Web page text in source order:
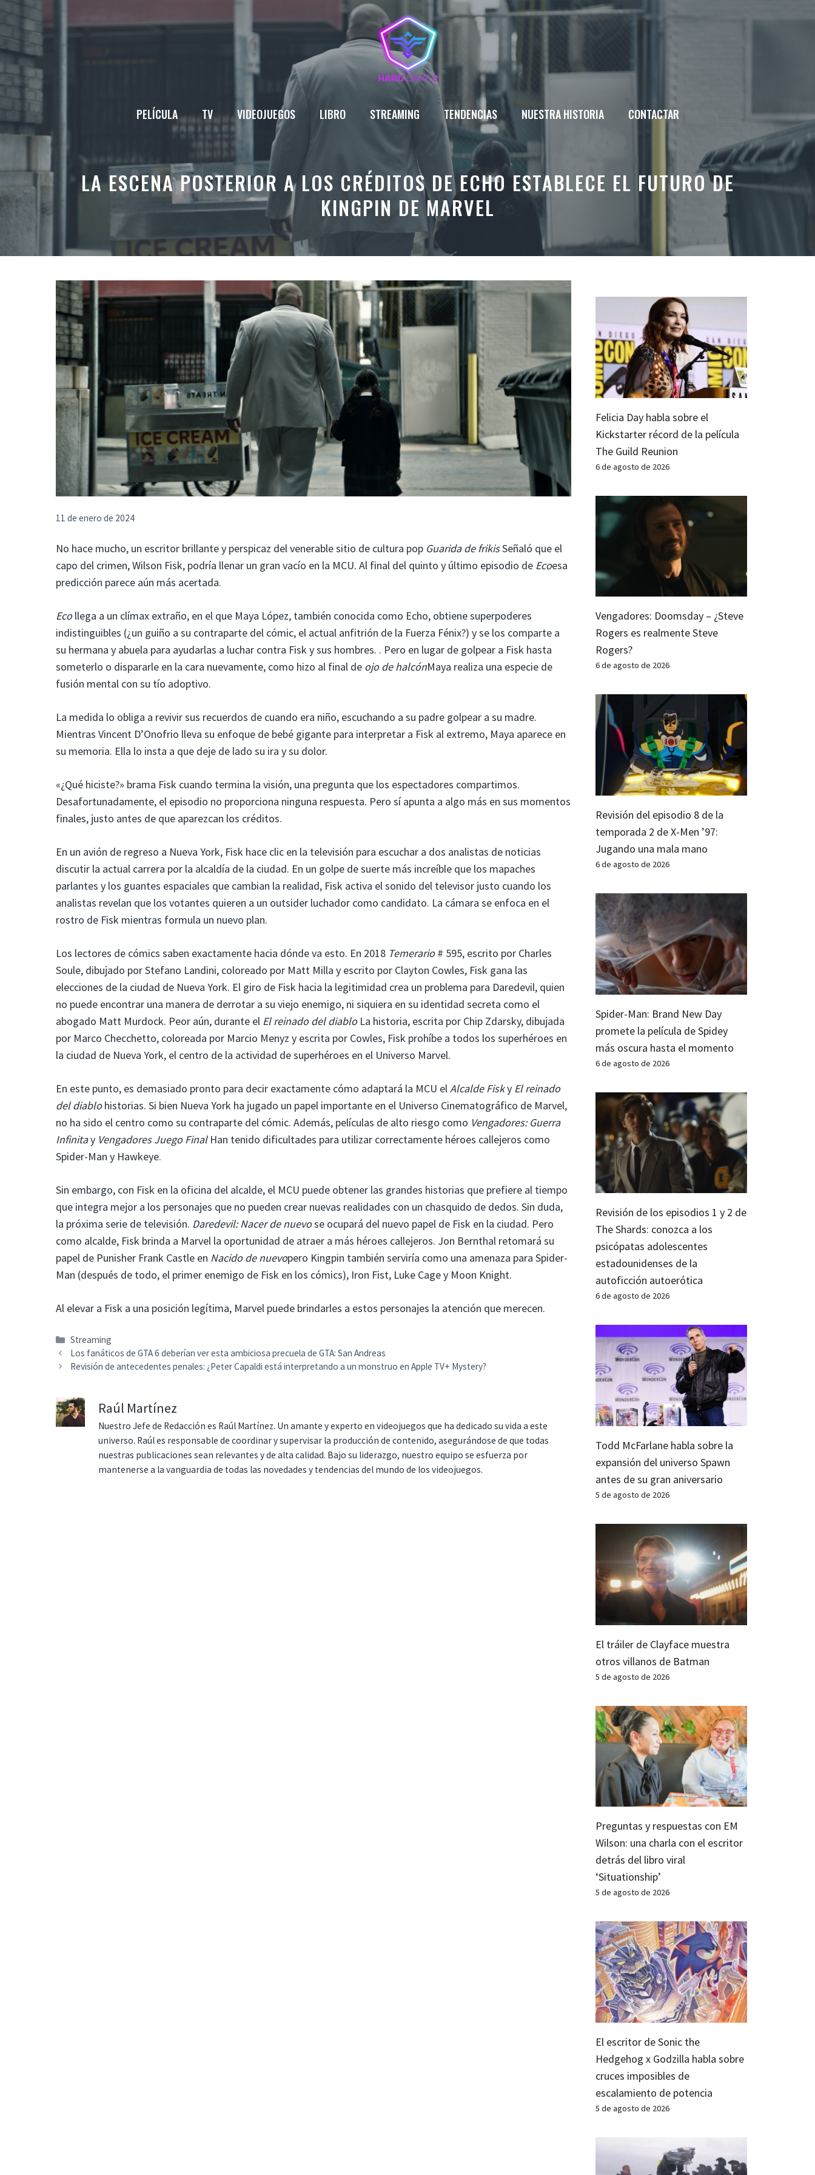
Saltar
contenido
PELÍCULA TV VIDEOJUEGOS LIBRO STREAMING TENDENCIAS NUESTRA HISTORIA CONTACTAR
LA ESCENA POSTERIOR A LOS CRÉDITOS DE ECHO ESTABLECE EL FUTURO DE
KINGPIN DE MARVEL
11 de enero de 2024
No hace mucho, un escritor brillante y perspicaz del venerable sitio de cultura pop Guarida de frikisSeñaló que el
capo del crimen, Wilson Fisk, podría llenar un gran vacío en la MCU. Al final del quinto y último episodio de Ecoesa
predicción parece aún más acertada.
Ecollega a un clímax extraño, en el que Maya López, también conocida como Echo, obtiene superpoderes
indistinguibles (¿un guiño a su contraparte del cómic, el actual anfitrión de la Fuerza Fénix?) y se los comparte a
su hermana y abuela para ayudarlas a luchar contra Fisk y sus hombres. . Pero en lugar de golpear a Fisk hasta
someterlo o dispararle en la cara nuevamente, como hizo al final de ojo de halcónMaya realiza una especie de
fusión mental con su tío adoptivo.
La medida lo obliga a revivir sus recuerdos de cuando era niño, escuchando a su padre golpear a su madre.
Mientras Vincent D’Onofrio lleva su enfoque de bebé gigante para interpretar a Fisk al extremo, Maya aparece en
su memoria. Ella lo insta a que deje de lado su ira y su dolor.
«¿Qué hiciste?» brama Fisk cuando termina la visión, una pregunta que los espectadores compartimos.
Desafortunadamente, el episodio no proporciona ninguna respuesta. Pero sí apunta a algo más en sus momentos
finales, justo antes de que aparezcan los créditos.
En un avión de regreso a Nueva York, Fisk hace clic en la televisión para escuchar a dos analistas de noticias
discutir la actual carrera por la alcaldía de la ciudad. En un golpe de suerte más increíble que los mapaches
parlantes y los guantes espaciales que cambian la realidad, Fisk activa el sonido del televisor justo cuando los
analistas revelan que los votantes quieren a un outsider luchador como candidato. La cámara se enfoca en el
rostro de Fisk mientras formula un nuevo plan.
Los lectores de cómics saben exactamente hacia dónde va esto. En 2018 Temerario# 595, escrito por Charles
Soule, dibujado por Stefano Landini, coloreado por Matt Milla y escrito por Clayton Cowles, Fisk gana las
elecciones de la ciudad de Nueva York. El giro de Fisk hacia la legitimidad crea un problema para Daredevil, quien
no puede encontrar una manera de derrotar a su viejo enemigo, ni siquiera en su identidad secreta como el
abogado Matt Murdock. Peor aún, durante el El reinado del diabloLa historia, escrita por Chip Zdarsky, dibujada
por Marco Checchetto, coloreada por Marcio Menyz y escrita por Cowles, Fisk prohíbe a todos los superhéroes en
la ciudad de Nueva York, el centro de la actividad de superhéroes en el Universo Marvel.
En este punto, es demasiado pronto para decir exactamente cómo adaptará la MCU elAlcalde Fisky El reinado
del diablohistorias. Si bien Nueva York ha jugado un papel importante en el Universo Cinematográfico de Marvel,
no ha sido el centro como su contraparte del cómic. Además, películas de alto riesgo como Vengadores: Guerra
Infinitay Vengadores Juego FinalHan tenido dificultades para utilizar correctamente héroes callejeros como
Spider-Man y Hawkeye.
Sin embargo, con Fisk en la oficina del alcalde, el MCU puede obtener las grandes historias que prefiere al tiempo
que integra mejor a los personajes que no pueden crear nuevas realidades con un chasquido de dedos. Sin duda,
la próxima serie de televisión. Daredevil: Nacer de nuevose ocupará del nuevo papel de Fisk en la ciudad. Pero
como alcalde, Fisk brinda a Marvel la oportunidad de atraer a más héroes callejeros. Jon Bernthal retomará su
papel de Punisher Frank Castle en Nacido de nuevopero Kingpin también serviría como una amenaza para Spider-
Man (después de todo, el primer enemigo de Fisk en los cómics), Iron Fist, Luke Cage y Moon Knight.
Al elevar a Fisk a una posición legítima, Marvel puede brindarles a estos personajes la atención que merecen.
Categorías
Streaming
Los fanáticos de GTA 6 deberían ver esta ambiciosa precuela de GTA: San Andreas
Revisión de antecedentes penales: ¿Peter Capaldi está interpretando a un monstruo en Apple TV+ Mystery?
Raúl Martínez
Nuestro Jefe de Redacción es Raúl Martínez. Un amante y experto en videojuegos que ha dedicado su vida a este
universo. Raúl es responsable de coordinar y supervisar la producción de contenido, asegurándose de que todas
nuestras publicaciones sean relevantes y de alta calidad. Bajo su liderazgo, nuestro equipo se esfuerza por
mantenerse a la vanguardia de todas las novedades y tendencias del mundo de los videojuegos.
Felicia Day habla sobre el
Kickstarter récord de la película
The Guild Reunion
6 de agosto de 2026
Vengadores: Doomsday – ¿Steve
Rogers es realmente Steve
Rogers?
6 de agosto de 2026
Revisión del episodio 8 de la
temporada 2 de X-Men ’97:
Jugando una mala mano
6 de agosto de 2026
Spider-Man: Brand New Day
promete la película de Spidey
más oscura hasta el momento
6 de agosto de 2026
Revisión de los episodios 1 y 2 de
The Shards: conozca a los
psicópatas adolescentes
estadounidenses de la
autoficción autoerótica
6 de agosto de 2026
Todd McFarlane habla sobre la
expansión del universo Spawn
antes de su gran aniversario
5 de agosto de 2026
El tráiler de Clayface muestra
otros villanos de Batman
5 de agosto de 2026
Preguntas y respuestas con EM
Wilson: una charla con el escritor
detrás del libro viral
‘Situationship’
5 de agosto de 2026
El escritor de Sonic the
Hedgehog x Godzilla habla sobre
cruces imposibles de
escalamiento de potencia
5 de agosto de 2026